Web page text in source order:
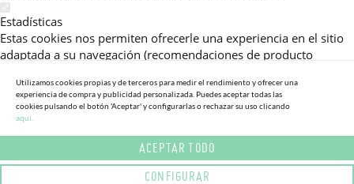
Estadísticas
Estas cookies nos permiten ofrecerle una experiencia en el sitio
adaptada a su navegación (recomendaciones de producto
consultadas, etc).Al activar esta cookie, nos ayuda a mejorar aún
más su experiencia.
Publicitarias
Estas cookies permiten a nuestros socios publicitarios enviarle
mensajes específicos y personalizados.
Utilizamos cookies propias y de terceros para medir el rendimiento y ofrecer una
experiencia de compra y publicidad personalizada. Puedes aceptar todas las
cookies pulsando el botón 'Aceptar' y configurarlas o rechazar su uso clicando
aqui.
ACEPTAR TODO
CONFIGURAR